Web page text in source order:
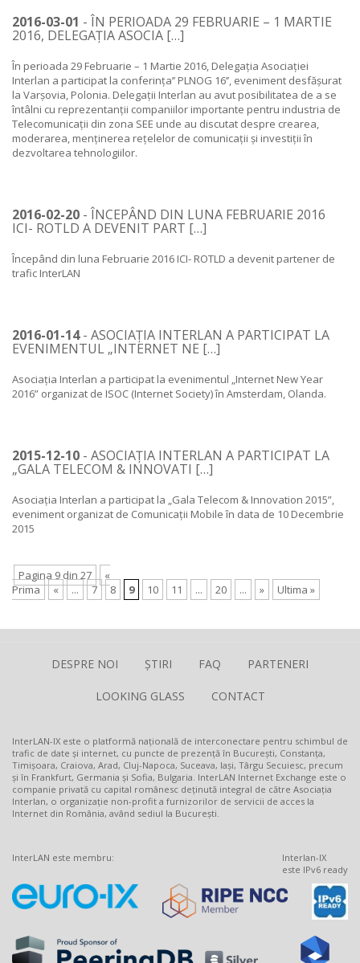
2016-03-01 - ÎN PERIOADA 29 FEBRUARIE – 1 MARTIE
2016, DELEGAȚIA ASOCIA […]
În perioada 29 Februarie – 1 Martie 2016, Delegația Asociației
Interlan a participat la conferința’’ PLNOG 16’’, eveniment desfășurat
la Varșovia, Polonia. Delegații Interlan au avut posibilitatea de a se
întâlni cu reprezentanții companiilor importante pentru industria de
Telecomunicații din zona SEE unde au discutat despre crearea,
moderarea, menținerea rețelelor de comunicații și investiții în
dezvoltarea tehnologiilor.
2016-02-20 - ÎNCEPÂND DIN LUNA FEBRUARIE 2016
ICI- ROTLD A DEVENIT PART […]
Începând din luna Februarie 2016 ICI- ROTLD a devenit partener de
trafic InterLAN
2016-01-14- ASOCIAȚIA INTERLAN A PARTICIPAT LA
EVENIMENTUL „INTERNET NE […]
Asociația Interlan a participat la evenimentul „Internet New Year
2016” organizat de ISOC (Internet Society) în Amsterdam, Olanda.
2015-12-10 - ASOCIAȚIA INTERLAN A PARTICIPAT LA
„GALA TELECOM & INNOVATI […]
Asociația Interlan a participat la „Gala Telecom & Innovation 2015”,
eveniment organizat de Comunicații Mobile în data de 10 Decembrie
2015
Pagina 9 din 27
«
Prima
« ... 7 8 9 10 11 ... 20 ... » Ultima »
DESPRE NOI ȘTIRI FAQ PARTENERI
LOOKING GLASS CONTACT
InterLAN-IX este o platformă națională de interconectare pentru schimbul de
trafic de date și internet, cu puncte de prezență în București, Constanța,
Timișoara, Craiova, Arad, Cluj-Napoca, Suceava, Iași, Târgu Secuiesc, precum
și în Frankfurt, Germania și Sofia, Bulgaria. InterLAN Internet Exchange este o
companie privată cu capital românesc deținută integral de către Asociația
Interlan, o organizație non-profit a furnizorilor de servicii de acces la
Internet din România, având sediul la București.
InterLAN este membru:
Interlan-IX
este IPv6 ready